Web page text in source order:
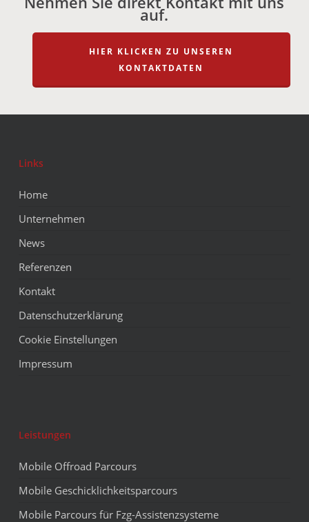
auf.
HIER KLICKEN ZU UNSEREN
KONTAKTDATEN
Links
Home
Unternehmen
News
Referenzen
Kontakt
Datenschutzerklärung
Cookie Einstellungen
Impressum
Leistungen
Mobile Offroad Parcours
Mobile Geschicklichkeitsparcours
Mobile Parcours für Fzg-Assistenzsysteme